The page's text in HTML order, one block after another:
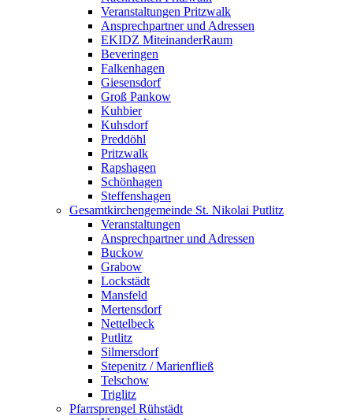
Veranstaltungen Pritzwalk
Ansprechpartner und Adressen
EKIDZ MiteinanderRaum
Beveringen
Falkenhagen
Giesensdorf
Groß Pankow
Kuhbier
Kuhsdorf
Preddöhl
Pritzwalk
Rapshagen
Schönhagen
Steffenshagen
Gesamtkirchengemeinde St. Nikolai Putlitz
Veranstaltungen
Ansprechpartner und Adressen
Buckow
Grabow
Lockstädt
Mansfeld
Mertensdorf
Nettelbeck
Putlitz
Silmersdorf
Stepenitz / Marienfließ
Telschow
Triglitz
Pfarrsprengel Rühstädt